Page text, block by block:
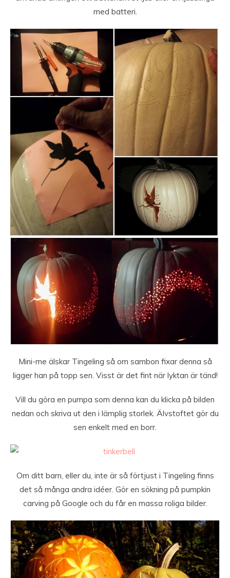
med batteri.
Mini-me älskar Tingeling så om sambon fixar denna så
ligger han på topp sen. Visst är det fint när lyktan är tänd!
Vill du göra en pumpa som denna kan du klicka på bilden
nedan och skriva ut den i lämplig storlek. Älvstoftet gör du
sen enkelt med en borr.
Om ditt barn, eller du, inte är så förtjust i Tingeling finns
det så många andra idéer. Gör en sökning på pumpkin
carving på Google och du får en massa roliga bilder.